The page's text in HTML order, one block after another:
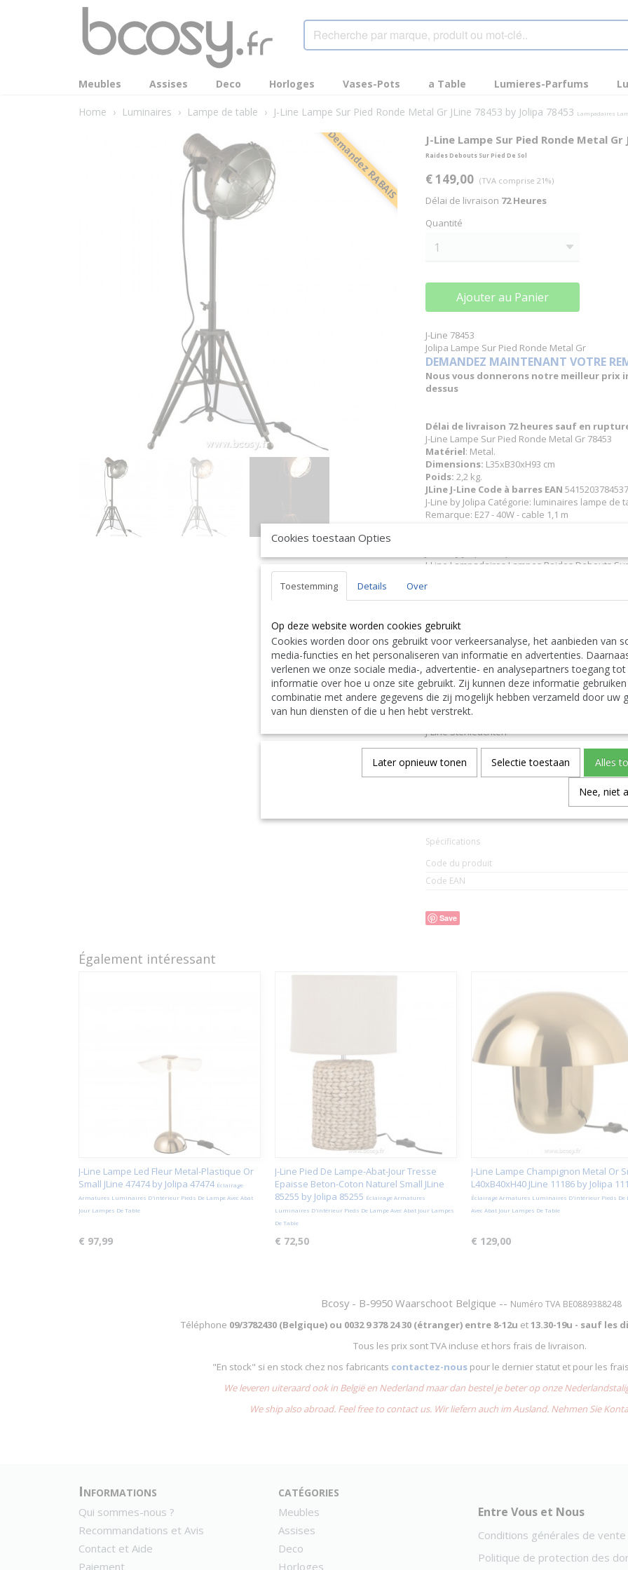
Meubles Assises Deco Horloges Vases-Pots a Table Lumieres-Parfums
Home › Luminaires › Lampe de table › J-Line Lampe Sur Pied Ronde Metal Gr JLine 78453 by Jolipa 78453 Lampadaires
Demandez RABAIS J-Line Lampe Sur Pied Ronde Metal
Raides Debouts Sur Pied De Sol
€ 149,00 (TVA comprise 21%)
Délai de livraison 72 Heures
Quantité
Ajouter au Panier
J-Line 78453
Jolipa Lampe Sur Pied Ronde Metal Gr
DEMANDEZ MAINTENANT VOTRE
Nous vous donnerons notre meilleur prix
dessus
Délai de livraison 72 heures sauf en
J-Line Lampe Sur Pied Ronde Metal Gr 78453
Matériel: Metal.
Dimensions: L35xB30xH93 cm
Poids: 2,2 kg.
JLine J-Line Code à barres EAN
J-Line by Jolipa Catégorie: luminaires lampe de
Remarque: E27 - 40W - cable 1,1 m
J-Line Lampadaires Lampes Raides Debouts
Nous livrons aussi à l'étranger. N'hésitez
free to contact us|| Wir liefern auch im
English:
J-Line by Jolipa Category: lighting table lamp
J Line Standing Lamp Round Metal Grey
J-Line Floor lights Standing Floorlamps
Deutsch:
J-Line by Jolipa Kategorie: lampen tischlampe
J Line Standlampe Rund Metall Grau
J-Line Stehleuchten
J-Line by Jolipa Categoria: illuminazione lamada
J Line Lampada Da Terra Rotondo Metallo Grigio
J-Line by Jolipa Categoría: iluminación lámpara
J Line Lámpara De Pie Redondo Metal Gris
Spécifications
Code du produit
Code EAN
Save
Également intéressant
J-Line Lampe Led Fleur Metal-Plastique Or
Small JLine 47474 by Jolipa 47474 Éclairage
Armatures Luminaires D'intérieur Pieds De Lampe Avec Abat
Jour Lampes De Table
€ 97,99
J-Line Pied De Lampe-Abat-Jour Tresse
Epaisse Beton-Coton Naturel Small JLine
85255 by Jolipa 85255 Éclairage Armatures
Luminaires D'intérieur Pieds De Lampe Avec Abat Jour Lampes
De Table
€ 72,50
J-Line Lampe Champignon Metal Or
L40xB40xH40 JLine 11186 by Jolipa
Éclairage Armatures Luminaires D'intérieur Pieds De
Avec Abat Jour Lampes De Table
€ 129,00
Bcosy - B-9950 Waarschoot Belgique -- Numéro TVA BE0889388248
Téléphone 09/3782430 (Belgique) ou 0032 9 378 24 30 (étranger) entre 8-12u et13.30-19u - sauf les
Tous les prix sont TVA incluse et hors frais de livraison.
"En stock" si en stock chez nos fabricants contactez-nouspour le dernier statut et pour les
We leveren uiteraard ook in België en Nederland maar dan bestel je beter op onze
We ship also abroad. Feel free to contact us. Wir liefern auch im Ausland. Nehmen Sie
Informations
Qui sommes-nous ?
Recommandations et Avis
Contact et Aide
Paiement
catégories
Meubles
Assises
Deco
Horloges
Entre Vous et Nous
Conditions générales de vente
Politique de protection des
Cookies toestaan Opties
Toestemming Details Over
Op deze website worden cookies gebruikt
Cookies worden door ons gebruikt voor verkeersanalyse, het aanbieden van
media-functies en het personaliseren van informatie en advertenties.
verlenen we onze sociale media-, advertentie- en analysepartners toegang tot
informatie over hoe u onze site gebruikt. Zij kunnen deze informatie gebruiken
combinatie met andere gegevens die zij mogelijk hebben verzameld door uw
van hun diensten of die u hen hebt verstrekt.
Later opnieuw tonen Selectie toestaan Alles
Nee, niet